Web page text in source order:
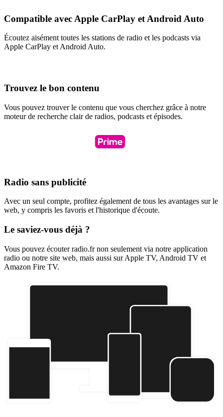
Compatible avec Apple CarPlay et Android Auto
Écoutez aisément toutes les stations de radio et les podcasts via
Apple CarPlay et Android Auto.
Trouvez le bon contenu
Vous pouvez trouver le contenu que vous cherchez grâce à notre
moteur de recherche clair de radios, podcasts et épisodes.
Radio sans publicité
Avec un seul compte, profitez également de tous les avantages sur le
web, y compris les favoris et l'historique d'écoute.
Le saviez-vous déjà ?
Vous pouvez écouter radio.fr non seulement via notre application
radio ou notre site web, mais aussi sur Apple TV, Android TV et
Amazon Fire TV.